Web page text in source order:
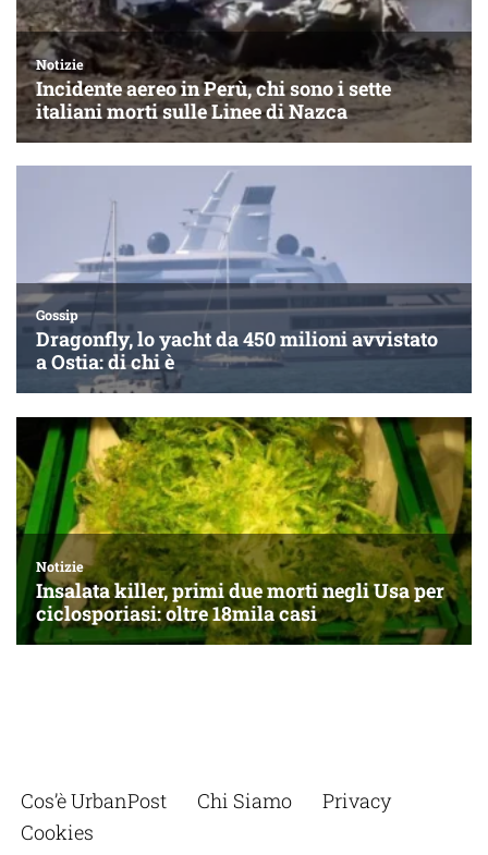
Cos’è UrbanPost Chi Siamo
Privacy
Cookies